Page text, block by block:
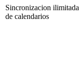
Sincronizacion ilimitada
de calendarios